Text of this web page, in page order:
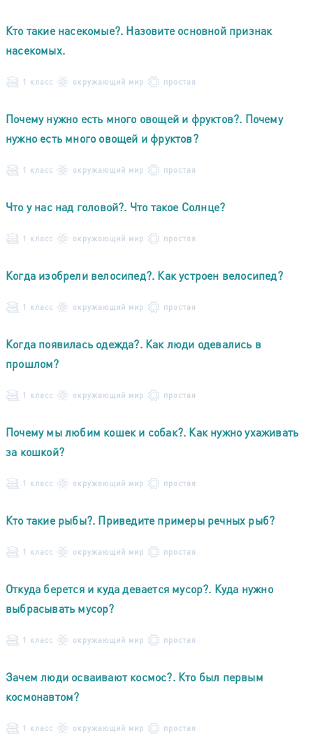
Кто такие насекомые?. Назовите основной признак
насекомых.
1 класс окружающий мир простая
Почему нужно есть много овощей и фруктов?. Почему
нужно есть много овощей и фруктов?
1 класс окружающий мир простая
Что у нас над головой?. Что такое Солнце?
1 класс окружающий мир простая
Когда изобрели велосипед?. Как устроен велосипед?
1 класс окружающий мир простая
Когда появилась одежда?. Как люди одевались в
прошлом?
1 класс окружающий мир простая
Почему мы любим кошек и собак?. Как нужно ухаживать
за кошкой?
1 класс окружающий мир простая
Кто такие рыбы?. Приведите примеры речных рыб?
1 класс окружающий мир простая
Откуда берется и куда девается мусор?. Куда нужно
выбрасывать мусор?
1 класс окружающий мир простая
Зачем люди осваивают космос?. Кто был первым
космонавтом?
1 класс окружающий мир простая